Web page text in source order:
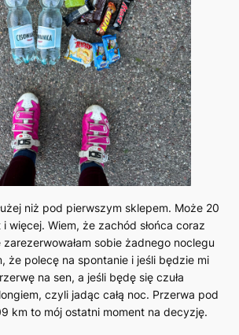
niż pod pierwszym sklepem. Może 20
więcej. Wiem, że zachód słońca coraz
sobie żadnego noclegu
że polecę na spontanie i jeśli będzie mi
na sen, a jeśli będę się czuła
czyli jadąc całą noc. Przerwa pod
km to mój ostatni moment na decyzję.